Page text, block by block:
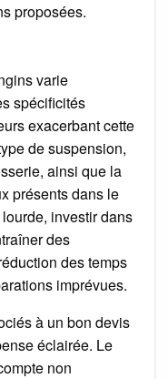
proposées.
varie
spécificités
exacerbant cette
de suspension,
ainsi que la
présents dans le
investir dans
des
des temps
imprévues.
à un bon devis
éclairée. Le
non